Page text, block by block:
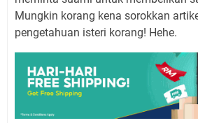
Mungkin korang kena sorokkan
pengetahuan isteri korang! Hehe.